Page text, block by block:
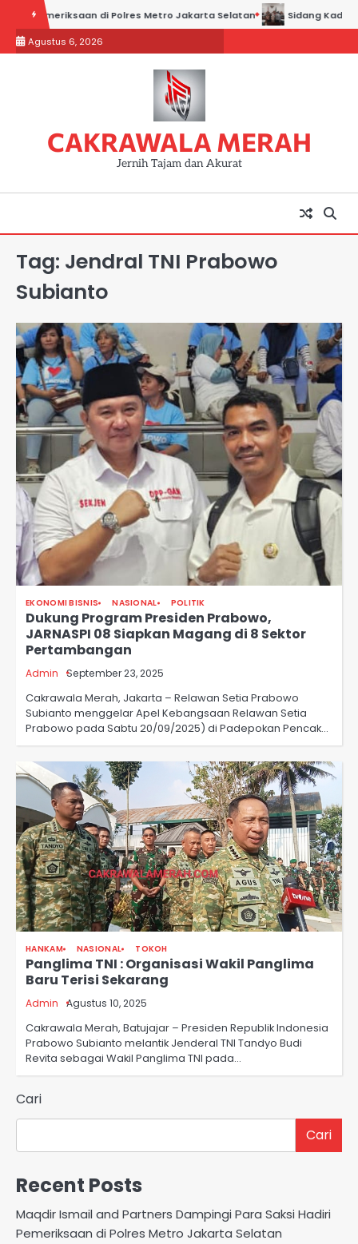
content
Pemeriksaan di Polres Metro Jakarta Selatan Sidang Kadin
Agustus 6, 2026
CAKRAWALA MERAH
Jernih Tajam dan Akurat
Tag: Jendral TNI Prabowo
Subianto
EKONOMI BISNIS NASIONAL POLITIK
Dukung Program Presiden Prabowo,
JARNASPI 08 Siapkan Magang di 8 Sektor
Pertambangan
Admin September 23, 2025
Cakrawala Merah, Jakarta – Relawan Setia Prabowo
Subianto menggelar Apel Kebangsaan Relawan Setia
Prabowo pada Sabtu 20/09/2025) di Padepokan Pencak…
HANKAM NASIONAL TOKOH
Panglima TNI : Organisasi Wakil Panglima
Baru Terisi Sekarang
Admin Agustus 10, 2025
Cakrawala Merah, Batujajar – Presiden Republik Indonesia
Prabowo Subianto melantik Jenderal TNI Tandyo Budi
Revita sebagai Wakil Panglima TNI pada…
Cari
Cari
Recent Posts
Maqdir Ismail and Partners Dampingi Para Saksi Hadiri
Pemeriksaan di Polres Metro Jakarta Selatan